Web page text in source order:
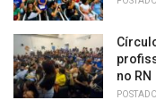
no RN